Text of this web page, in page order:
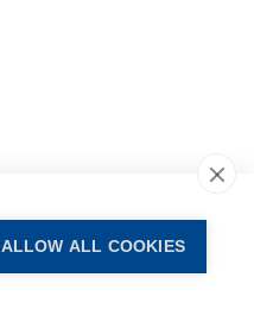
ALLOW ALL COOKIES